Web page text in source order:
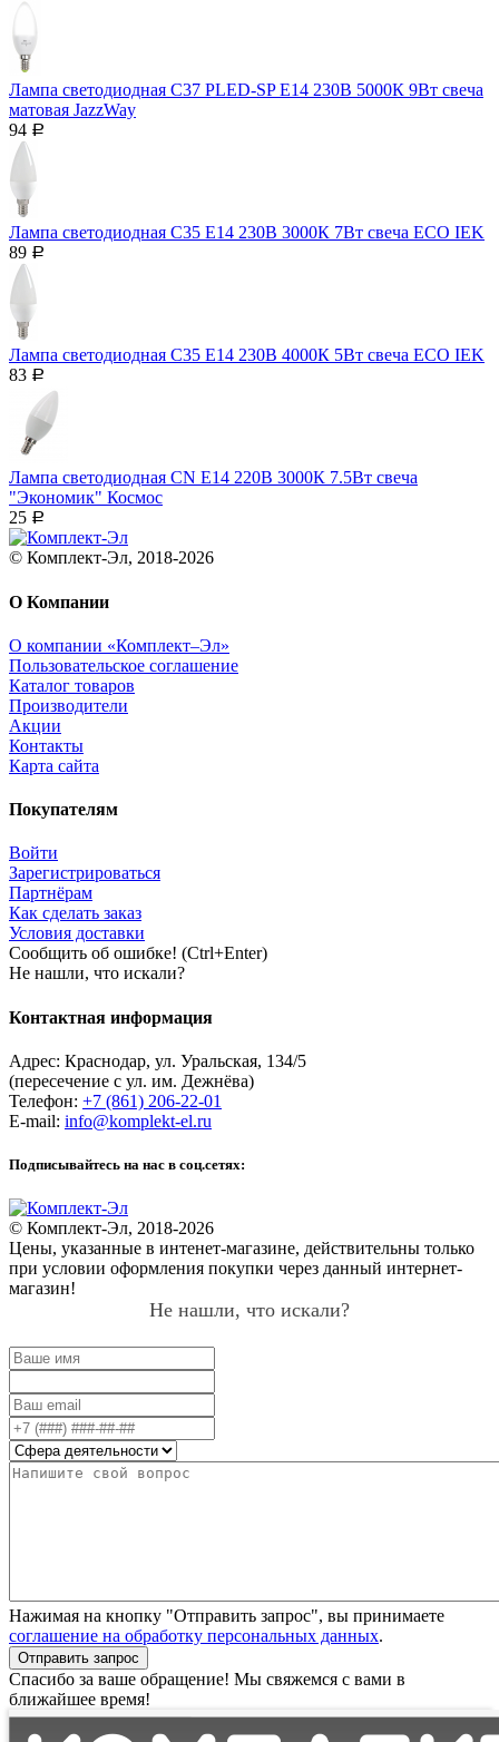
Лампа светодиодная C37 PLED-SP Е14 230В 5000К 9Вт свеча
матовая JazzWay
94 Р
Лампа светодиодная C35 Е14 230В 3000К 7Вт свеча ECO IEK
89 Р
Лампа светодиодная C35 Е14 230В 4000К 5Вт свеча ECO IEK
83 Р
Лампа светодиодная CN Е14 220В 3000К 7.5Вт свеча
"Экономик" Космос
25 Р
© Комплект-Эл, 2018-2026
О Компании
О компании «Комплект–Эл»
Пользовательское соглашение
Каталог товаров
Производители
Акции
Контакты
Карта сайта
Покупателям
Войти
Зарегистрироваться
Партнёрам
Как сделать заказ
Условия доставки
Сообщить об ошибке! (Ctrl+Enter)
Не нашли, что искали?
Контактная информация
Адрес: Краснодар, ул. Уральская, 134/5
(пересечение с ул. им. Дежнёва)
Телефон: +7 (861) 206-22-01
E-mail: info@komplekt-el.ru
Подписывайтесь на нас в соц.сетях:
© Комплект-Эл, 2018-2026
Цены, указанные в интенет-магазине, действительны только
при условии оформления покупки через данный интернет-
магазин!
Не нашли, что искали?
Нажимая на кнопку "Отправить запрос", вы принимаете
соглашение на обработку персональных данных.
Отправить запрос
Спасибо за ваше обращение! Мы свяжемся с вами в
ближайшее время!